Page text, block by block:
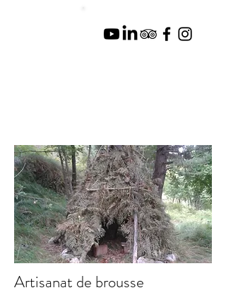
Artisanat de brousse